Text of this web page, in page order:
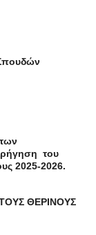
του
2025-2026.
ΘΕΡΙΝΟΥΣ